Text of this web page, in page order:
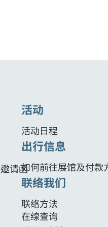
请函
活动
活动日程
出行信息
如何前往展馆及付款
联络我们
联络方法
在缐查询